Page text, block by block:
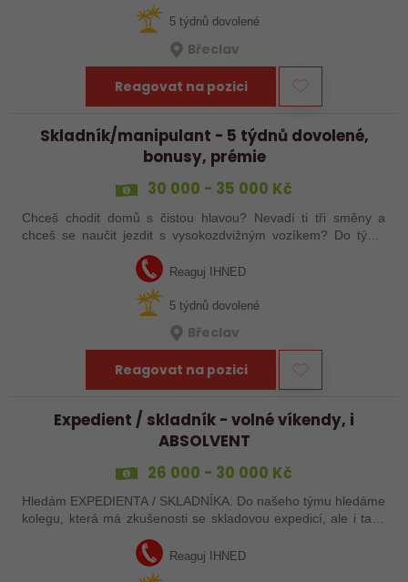
5 týdnů dovolené
Břeclav
Reagovat na pozici
Skladník/manipulant - 5 týdnů dovolené,
bonusy, prémie
30 000 - 35 000 Kč
Chceš chodit domů s čistou hlavou? Nevadí ti tři směny a
chceš se naučit jezdit s vysokozdvižným vozíkem? Do týmu
hledáme nového šikovného kolegu! Zaujalo tě to? Pošli mi
Reaguj IHNED
5 týdnů dovolené
Břeclav
Reagovat na pozici
Expedient / skladník - volné víkendy, i
ABSOLVENT
26 000 - 30 000 Kč
Hledám EXPEDIENTA / SKLADNÍKA. Do našeho týmu hledáme
kolegu, která má zkušenosti se skladovou expedicí, ale i také
absolventa, který si na to troufne. Vše potřebné Tě naučíme.
Pokud máš zájem, tak…
Reaguj IHNED